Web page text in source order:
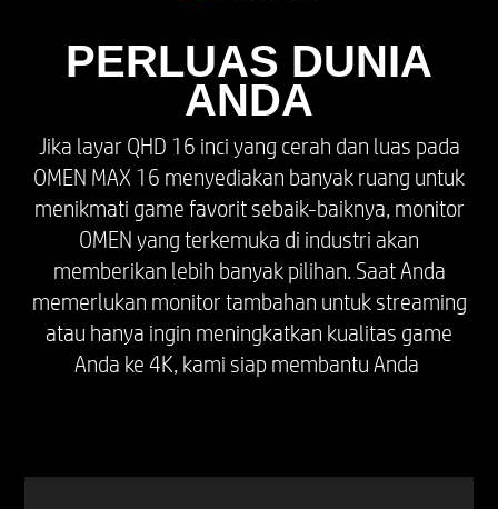
PERLUAS DUNIA
ANDA
Jika layar QHD 16 inci yang cerah dan luas pada
OMEN MAX 16 menyediakan banyak ruang untuk
menikmati game favorit sebaik-baiknya, monitor
OMEN yang terkemuka di industri akan
memberikan lebih banyak pilihan. Saat Anda
memerlukan monitor tambahan untuk streaming
atau hanya ingin meningkatkan kualitas game
Anda ke 4K, kami siap membantu Anda